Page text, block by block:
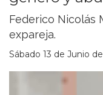
Federico Nicolás
expareja.
Sábado 13 de Junio